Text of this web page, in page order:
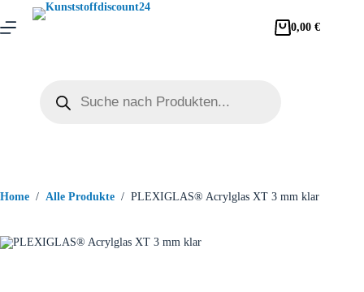
0,00€
Home / Alle Produkte / PLEXIGLAS® Acrylglas XT 3 mm klar